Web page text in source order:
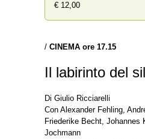
€ 12,00
/ CINEMA ore 17.15
Il labirinto del
Di Giulio Ricciarelli
Con Alexander Fehling,
Friederike Becht, Johannes
Jochmann